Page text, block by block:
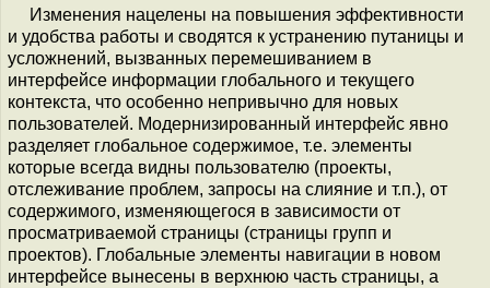
Изменения нацелены на повышения эффективности
и удобства работы и сводятся к устранению путаницы и
усложнений, вызванных перемешиванием в
интерфейсе информации глобального и текущего
контекста, что особенно непривычно для новых
пользователей. Модернизированный интерфейс явно
разделяет глобальное содержимое, т.е. элементы
которые всегда видны пользователю (проекты,
отслеживание проблем, запросы на слияние и т.п.), от
содержимого, изменяющегося в зависимости от
просматриваемой страницы (страницы групп и
проектов). Глобальные элементы навигации в новом
интерфейсе вынесены в верхнюю часть страницы, а